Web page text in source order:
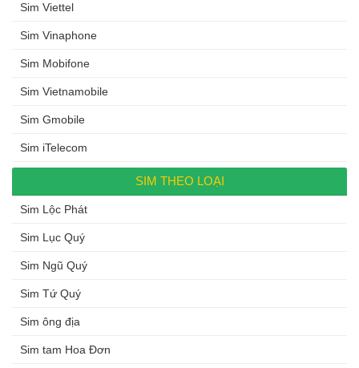
Sim Viettel
Sim Vinaphone
Sim Mobifone
Sim Vietnamobile
Sim Gmobile
Sim iTelecom
SIM THEO LOẠI
Sim Lộc Phát
Sim Lục Quý
Sim Ngũ Quý
Sim Tứ Quý
Sim ông địa
Sim tam Hoa Đơn